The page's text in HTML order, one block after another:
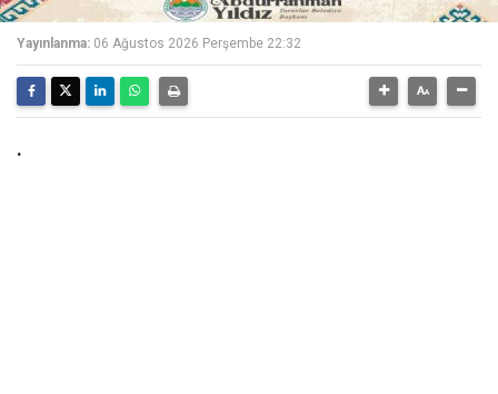
Yayınlanma: 06 Ağustos 2026 Perşembe 22:32
.